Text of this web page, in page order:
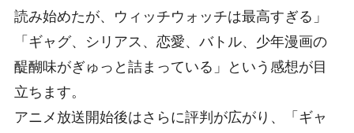
読み始めたが、ウィッチウォッチは最高すぎる」
「ギャグ、シリアス、恋愛、バトル、少年漫画の
醍醐味がぎゅっと詰まっている」という感想が目
立ちます。
アニメ放送開始後はさらに評判が広がり、「ギャ